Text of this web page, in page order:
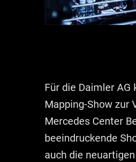
Für die Daimler
Mapping-Show zur
Mercedes Center
beeindruckende
auch die